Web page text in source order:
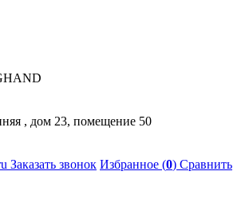
, дом 23, помещение 50
Заказать звонок Избранное (0) Сравнить